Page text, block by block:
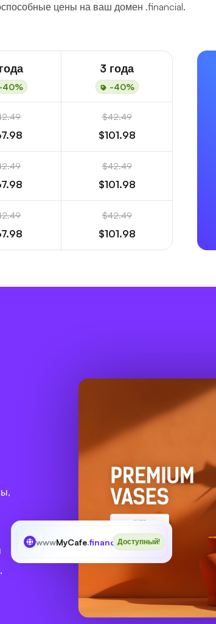
цены на ваш домен .financial.
40%
3 года
-40%
$42.49
$101.98
$42.49
$101.98
$42.49
$101.98
wwwMyCafe.financialДоступный!